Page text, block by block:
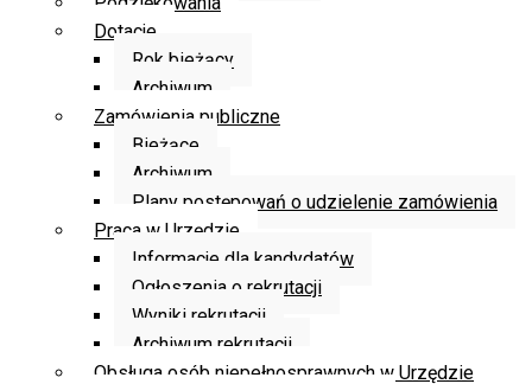
Dotacje
Rok bieżący
Archiwum
Zamówienia publiczne
Bieżące
Archiwum
Plany postępowań o udzielenie zamówienia
Praca w Urzędzie
Informacje dla kandydatów
Ogłoszenia o rekrutacji
Wyniki rekrutacji
Archiwum rekrutacji
Obsługa osób niepełnosprawnych w Urzędzie